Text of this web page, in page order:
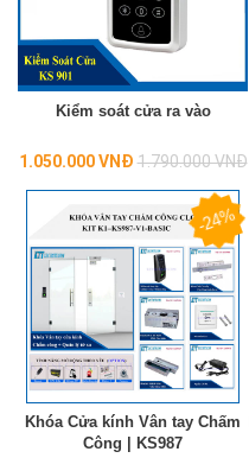
Kiểm soát cửa ra vào
1.050.000 VNĐRegular
1.790.000 VNĐ
-24%
Khóa Cửa kính Vân tay Chấm
Công | KS987